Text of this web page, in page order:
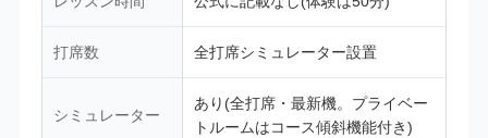
打席数 全打席シミュレーター設置
シミュレーター
あり(全打席・最新機。プライベー
トルームはコース傾斜機能付き)